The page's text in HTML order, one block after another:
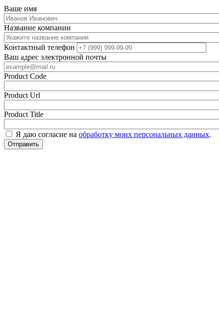
Ваше имя
Название компании
Контактный телефон
Ваш адрес электронной почты
Product Code
Product Url
Product Title
Я даю согласие на обработку моих персональных данных.
Отправить